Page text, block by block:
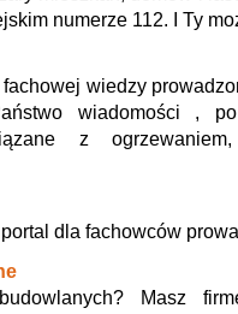
numerze 112. I Ty
wiedzy
wiadomości ,
z
dla fachowców
Masz